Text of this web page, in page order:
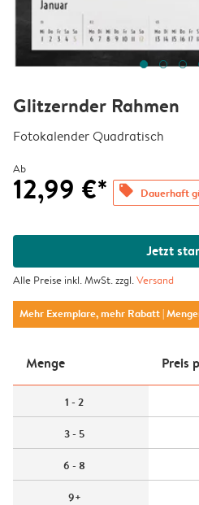
Glitzernder Rahmen
Fotokalender Quadratisch
Ab
12,99 €* offers Dauerhaft
Jetzt
Alle Preise inkl. MwSt. zzgl.Versand
Mehr Exemplare, mehr Rabatt|
Menge Preis
1 - 2
3 - 5
6 - 8
9+